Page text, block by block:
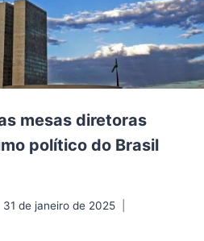
mesas diretoras
político do Brasil
31 de janeiro de 2025